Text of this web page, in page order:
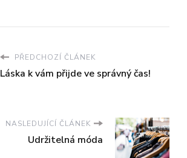
PŘEDCHOZÍ ČLÁNEK
Láska k vám přijde ve správný čas!
NASLEDUJÍCÍ ČLÁNEK
Udržitelná móda